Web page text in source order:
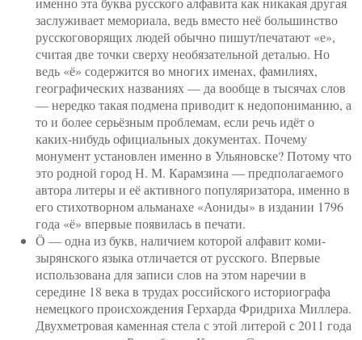
заслуживает мемориала, ведь вместо неё большинство
русскоговорящих людей обычно пишут/печатают «е»,
считая две точки сверху необязательной деталью. Но
ведь «ё» содержится во многих именах, фамилиях,
географических названиях — да вообще в тысячах слов
— нередко такая подмена приводит к недопониманию, а
то и более серьёзным проблемам, если речь идёт о
каких-нибудь официальных документах. Почему
монумент установлен именно в Ульяновске? Потому что
это родной город Н. М. Карамзина — предполагаемого
автора литеры и её активного популяризатора, именно в
его стихотворном альманахе «Аониды» в издании 1796
года «ё» впервые появилась в печати.
Ӧ — одна из букв, наличием которой алфавит коми-
зырянского языка отличается от русского. Впервые
использована для записи слов на этом наречии в
середине 18 века в трудах российского историографа
немецкого происхождения Герхарда Фридриха Миллера.
Двухметровая каменная стела с этой литерой с 2011 года